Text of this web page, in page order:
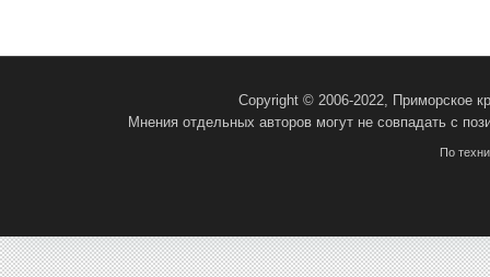
Copyright © 2006-2022, Приморское
Мнения отдельных авторов могут не совпадать с
По